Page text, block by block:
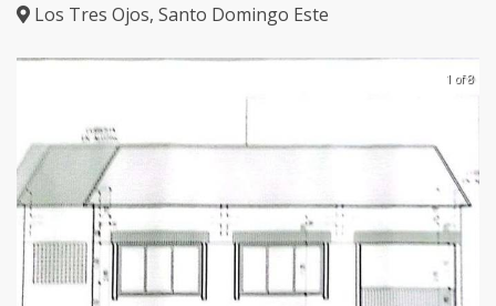
Los Tres Ojos, Santo Domingo Este
1 of 8